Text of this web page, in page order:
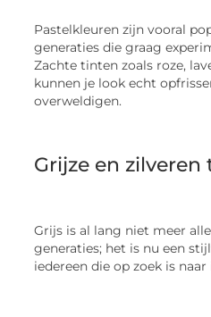
Pastelkleuren zijn vooral
generaties die graag
Zachte tinten zoals roze,
kunnen je look echt
overweldigen.
Grijze en zilveren
Grijs is al lang niet meer
generaties; het is nu een
iedereen die op zoek is